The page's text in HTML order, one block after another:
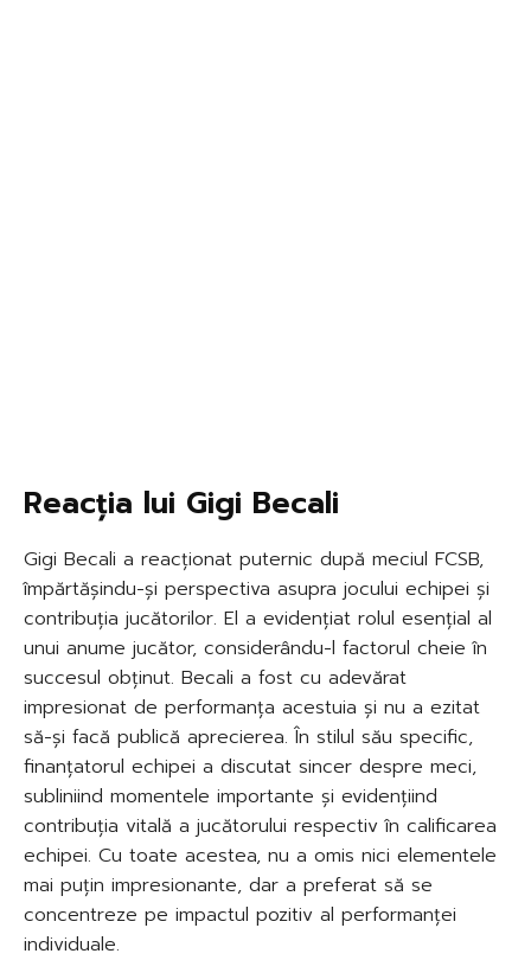
Reacția lui Gigi Becali
Gigi Becali a reacționat puternic după meciul FCSB,
împărtășindu-și perspectiva asupra jocului echipei și
contribuția jucătorilor. El a evidențiat rolul esențial al
unui anume jucător, considerându-l factorul cheie în
succesul obținut. Becali a fost cu adevărat
impresionat de performanța acestuia și nu a ezitat
să-și facă publică aprecierea. În stilul său specific,
finanțatorul echipei a discutat sincer despre meci,
subliniind momentele importante și evidențiind
contribuția vitală a jucătorului respectiv în calificarea
echipei. Cu toate acestea, nu a omis nici elementele
mai puțin impresionante, dar a preferat să se
concentreze pe impactul pozitiv al performanței
individuale.